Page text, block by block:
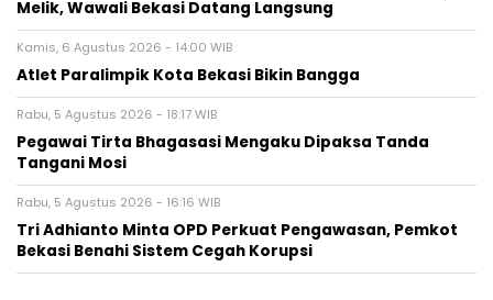
Melik, Wawali Bekasi Datang Langsung
Kamis, 6 Agustus 2026 - 14:00 WIB
Atlet Paralimpik Kota Bekasi Bikin Bangga
Rabu, 5 Agustus 2026 - 18:17 WIB
Pegawai Tirta Bhagasasi Mengaku Dipaksa Tanda
Tangani Mosi
Rabu, 5 Agustus 2026 - 16:16 WIB
Tri Adhianto Minta OPD Perkuat Pengawasan, Pemkot
Bekasi Benahi Sistem Cegah Korupsi